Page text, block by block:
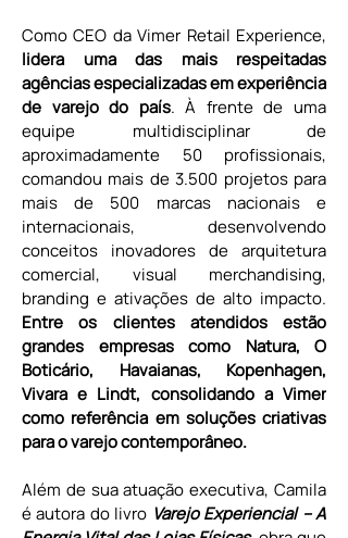
lidera uma das mais respeitadas
agências especializadas em experiência
de varejo do país. À frente de uma
equipe multidisciplinar de
aproximadamente 50 profissionais,
comandou mais de 3.500 projetos para
mais de 500 marcas nacionais e
internacionais, desenvolvendo
conceitos inovadores de arquitetura
comercial, visual merchandising,
Entre os clientes atendidos estão
grandes empresas como Natura, O
Boticário, Havaianas, Kopenhagen,
Vivara e Lindt, consolidando a Vimer
como referência em soluções criativas
para o varejo contemporâneo.
Além de sua atuação executiva, Camila
é autora do livro Varejo Experiencial – A